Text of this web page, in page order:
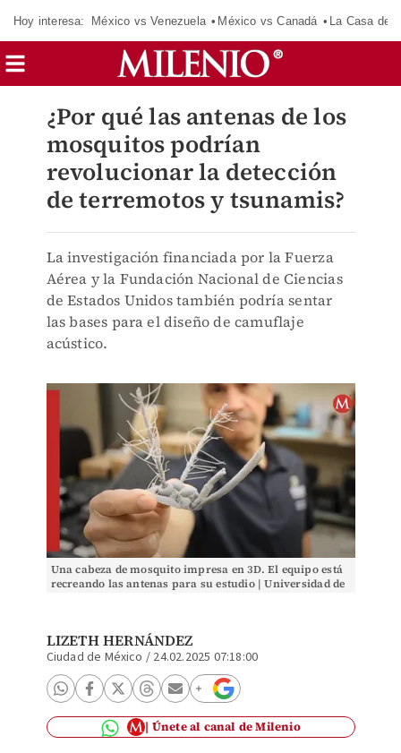
Hoy interesa: México vs Venezuela México vs Canadá La Casa de
¿Por qué las antenas de los
mosquitos podrían
revolucionar la detección
de terremotos y tsunamis?
La investigación financiada por la Fuerza
Aérea y la Fundación Nacional de Ciencias
de Estados Unidos también podría sentar
las bases para el diseño de camuflaje
acústico.
Una cabeza de mosquito impresa en 3D. El equipo está
recreando las antenas para su estudio | Universidad de
LIZETH HERNÁNDEZ
Ciudad de México / 24.02.2025 07:18:00
Únete al canal de Milenio